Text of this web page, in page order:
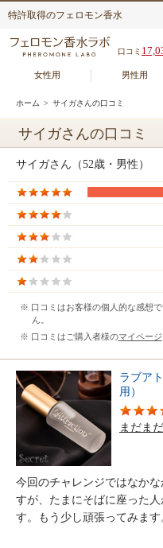
特許取得のフェロモン香水
口コミ
女性用 男性用
ホーム > サイガさんの口コミ
サイガさんの口コミ
サイガさん（52歳・男性）
※ 口コミはお客様の個人的な感想
ん。
※ 口コミはご購入者様のマイページ
ラブア
用）
まだまだ
今回のチャレンジではなか
すが、たまにそばに座った
す。もう少し頑張ってみます